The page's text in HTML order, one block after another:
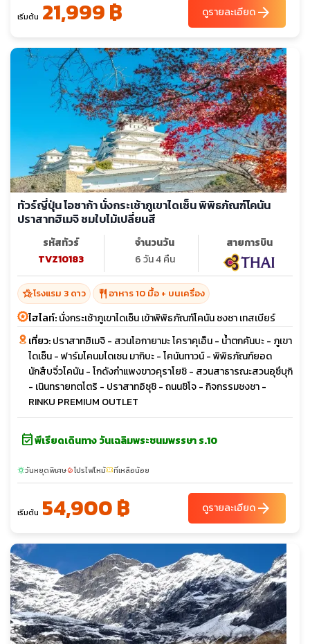
เริ่มต้น 21,999 ฿ ดูรายละเอียดarrow_forward
ทัวร์ญี่ปุ่น โอซาก้า นั่งกระเช้าภูเขาไดเซ็น พิพิธภัณฑ์โคนัน
ปราสาทฮิเมจิ ชมใบไม้เปลี่ยนสี
รหัสทัวร์
TVZ10183
จำนวนวัน
6 วัน 4 คืน
สายการบิน
hotel_classโรงแรม 3 ดาว restaurant อาหาร 10 มื้อ + บนเครื่อง
ไฮไลท์:นั่งกระเช้าภูเขาไดเซ็น เข้าพิพิธภัณฑ์โคนัน ชงชา เทสเบียร์
เที่ยว:ปราสาทฮิเมจิ - สวนโอกายามะ โคราคุเอ็น - น้ำตกคันบะ - ภูเขา
ไดเซ็น - ฟาร์มโคนมไดเซน มากิบะ - โคนันทาวน์ - พิพิธภัณฑ์ยอด
นักสืบจิ๋วโคนัน - โกดังกำแพงขาวคุราโยชิ - สวนสาธารณะสวนอุซึบุกิ
- เนินทรายทตโตริ - ปราสาทอิซุชิ - ถนนชิโจ - กิจกรรมชงชา -
RINKU PREMIUM OUTLET
event_availableพีเรียดเดินทาง วันเฉลิมพระชนมพรรษา ร.10
sunnyวันหยุดพิเศษlocal_fire_departmentโปรไฟไหม้confirmation_numberที่เหลือน้อย
เริ่มต้น 54,900 ฿ ดูรายละเอียดarrow_forward